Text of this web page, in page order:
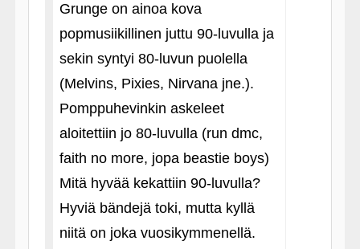
Grunge on ainoa kova
popmusiikillinen juttu 90-luvulla ja
sekin syntyi 80-luvun puolella
(Melvins, Pixies, Nirvana jne.).
Pomppuhevinkin askeleet
aloitettiin jo 80-luvulla (run dmc,
faith no more, jopa beastie boys)
Mitä hyvää kekattiin 90-luvulla?
Hyviä bändejä toki, mutta kyllä
niitä on joka vuosikymmenellä.